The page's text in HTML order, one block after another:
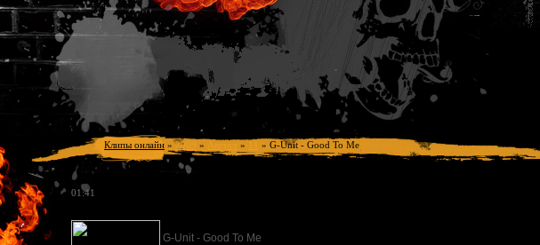
Клипы онлайн »2009 » Август » » G-Unit - Good To Me
01:41
G-Unit - Good To Me